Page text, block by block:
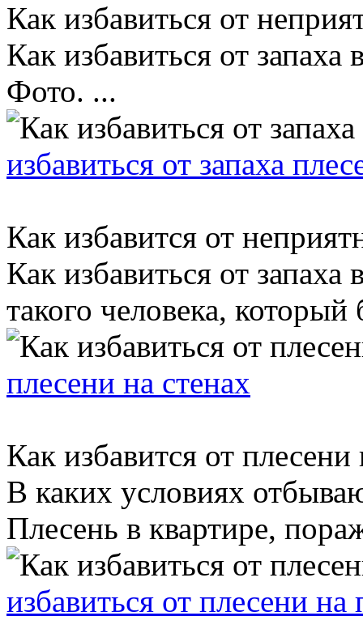
Как избавиться от
Как избавиться от
Фото. ...
избавиться от запаха
Как избавится от
Как избавиться от
такого человека,
плесени на стенах
Как избавится от
В каких условиях
Плесень в квартире,
избавиться от плесени